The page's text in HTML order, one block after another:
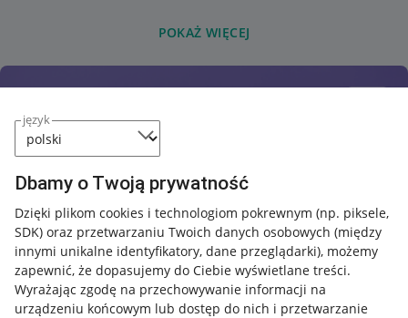
język
Dbamy o Twoją prywatność
Dzięki plikom cookies i technologiom pokrewnym (np. piksele,
SDK) oraz przetwarzaniu Twoich danych osobowych (między
innymi unikalne identyfikatory, dane przeglądarki), możemy
zapewnić, że dopasujemy do Ciebie wyświetlane treści.
Wyrażając zgodę na przechowywanie informacji na
urządzeniu końcowym lub dostęp do nich i przetwarzanie
POKAŻ WIĘCEJ